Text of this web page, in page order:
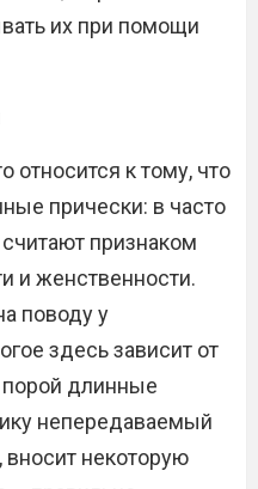
их при помощи
относится к тому, что
прически: в часто
признаком
и женственности.
поводу у
здесь зависит от
порой длинные
непередаваемый
вносит некоторую